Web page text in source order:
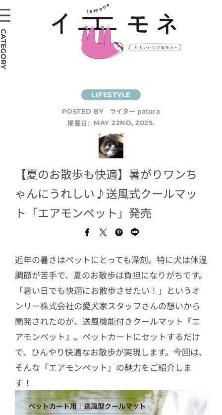
POSTED BY
ライター patora
掲載日:
MAY 22ND, 2025.
【夏のお散歩も快適】暑がりワンち
ゃんにうれしい♪送風式クールマッ
ト「エアモンペット」発売
近年の暑さはペットにとっても深刻。特に犬は体温
調節が苦手で、夏のお散歩は負担になりがちです。
「暑い日でも快適にお散歩させたい！」というオ
ンリー株式会社の愛犬家スタッフさんの想いから
開発されたのが、送風機能付きクールマット『エ
アモンペット』。ペットカートにセットするだけ
で、ひんやり快適なお散歩が実現します。今回は、
そんな『エアモンペット』の魅力をご紹介しま
す！